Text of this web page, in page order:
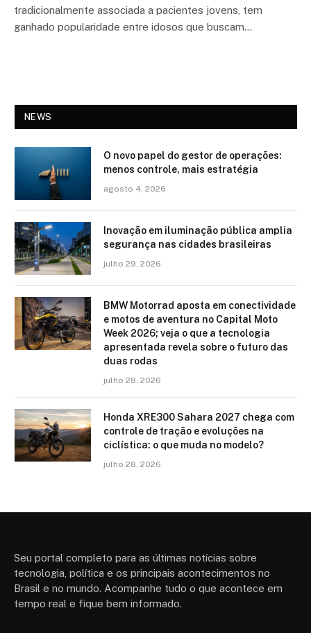
tradicionalmente associada a pacientes jovens, tem
ganhado popularidade entre idosos que buscam…
NEWS
O novo papel do gestor de operações:
menos controle, mais estratégia
agosto 4, 2026
Inovação em iluminação pública amplia
segurança nas cidades brasileiras
julho 29, 2026
BMW Motorrad aposta em conectividade
e motos de aventura no Capital Moto
Week 2026; veja o que a tecnologia
apresentada revela sobre o futuro das
duas rodas
julho 28, 2026
Honda XRE300 Sahara 2027 chega com
controle de tração e evoluções na
ciclística: o que muda no modelo?
julho 28, 2026
Seu portal completo para as últimas notícias sobre
tecnologia, política e os principais acontecimentos no
Brasil e no mundo. Acompanhe tudo o que acontece em
tempo real e fique bem informado.